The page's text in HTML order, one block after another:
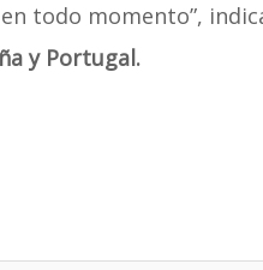
todo momento”,
y Portugal.